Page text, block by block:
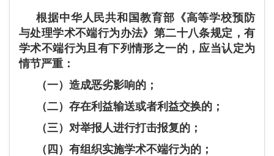
根据中华人民共和国教育部《高等学校预防
与处理学术不端行为办法》第二十八条规定，有
学术不端行为且有下列情形之一的，应当认定为
情节严重：
（一）造成恶劣影响的；
（二）存在利益输送或者利益交换的；
（三）对举报人进行打击报复的；
（四）有组织实施学术不端行为的；